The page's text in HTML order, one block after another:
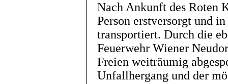
Nach Ankunft des Roten
Person erstversorgt und
transportiert. Durch die
Feuerwehr Wiener
Freien weiträumig
Unfallhergang und der